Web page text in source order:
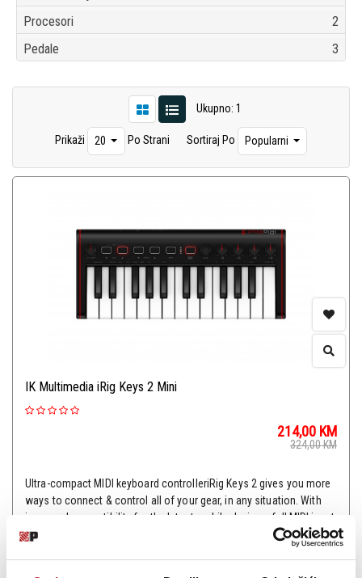
Procesori
2
Pedale
3
Ukupno: 1
Prikaži 20 Po Strani Sortiraj Po Popularni
IK Multimedia iRig Keys 2 Mini
214,00 KM
324,00KM
Ultra-compact MIDI keyboard controlleriRig Keys 2 gives you more
ways to connect & control all of your gear, in any situation. With
improved compatibility for the latest mobile devices, full MIDI input
and output, multiple power options, a stocked software bund...